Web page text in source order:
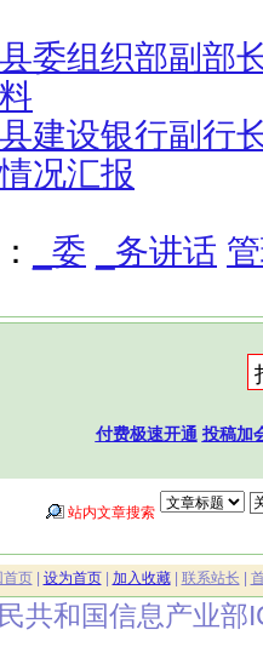
县委组织部副部
县建设银行副行
况汇报
_委 _务讲话
付费极速开通 投稿加
站内文章搜索
首页| 设为首页| 加入收藏| 联系站长
共和国信息产业部